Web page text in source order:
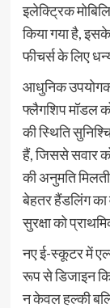
इलेक्ट्रिक
किया गया है,
फीचर्स के लिए
आधुनिक
फ्लैगशिप मॉडल
की स्थिति
हैं, जिससे सवार
की अनुमति
बेहतर हैंडलिंग का
सुरक्षा को
नए ई-स्कूटर में
रूप से डिजाइन
न केवल हल्की